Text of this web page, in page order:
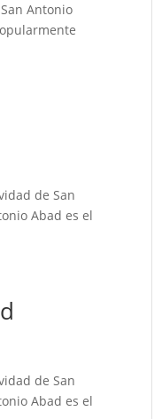
Antonio
de San
Abad es el
de San
Abad es el